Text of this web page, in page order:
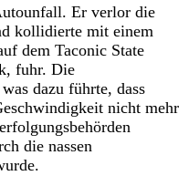
Er verlor die
kollidierte mit einem
dem Taconic State
fuhr. Die
dazu führte, dass
nicht mehr
die nassen